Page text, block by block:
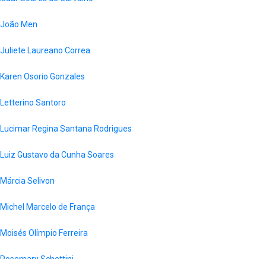
João Men
Juliete Laureano Correa
Karen Osorio Gonzales
Letterino Santoro
Lucimar Regina Santana Rodrigues
Luiz Gustavo da Cunha Soares
Márcia Selivon
Michel Marcelo de França
Moisés Olímpio Ferreira